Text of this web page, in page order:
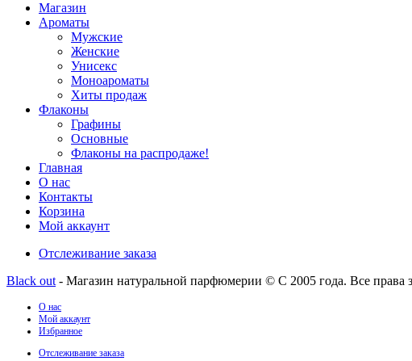
Магазин
Ароматы
Мужские
Женские
Унисекс
Моноароматы
Хиты продаж
Флаконы
Графины
Основные
Флаконы на распродаже!
Главная
О нас
Контакты
Корзина
Мой аккаунт
Отслеживание заказа
Black out - Магазин натуральной парфюмерии © С 2005 года. Все права
О нас
Мой аккаунт
Избранное
Отслеживание заказа